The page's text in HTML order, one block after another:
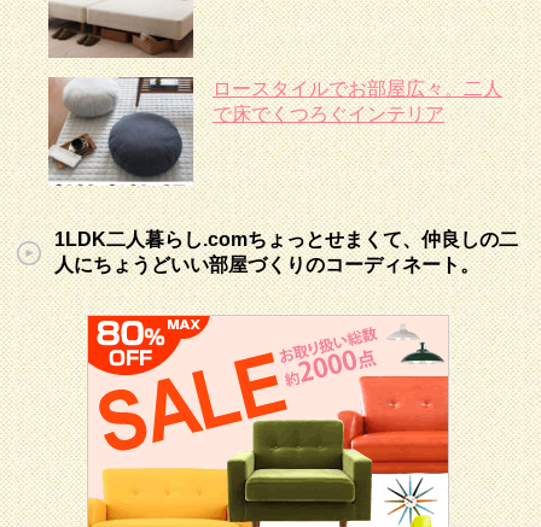
ロースタイルでお部屋広々。二人
で床でくつろぐインテリア
1LDK二人暮らし.comちょっとせまくて、仲良しの二
人にちょうどいい部屋づくりのコーディネート。